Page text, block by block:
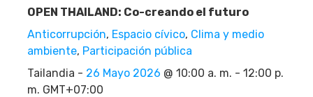
OPEN THAILAND: Co-creando el futuro
Anticorrupción, Espacio cívico, Clima y medio
ambiente, Participación pública
Tailandia - 26 Mayo 2026 @ 10:00 a. m. - 12:00 p.
m. GMT+07:00